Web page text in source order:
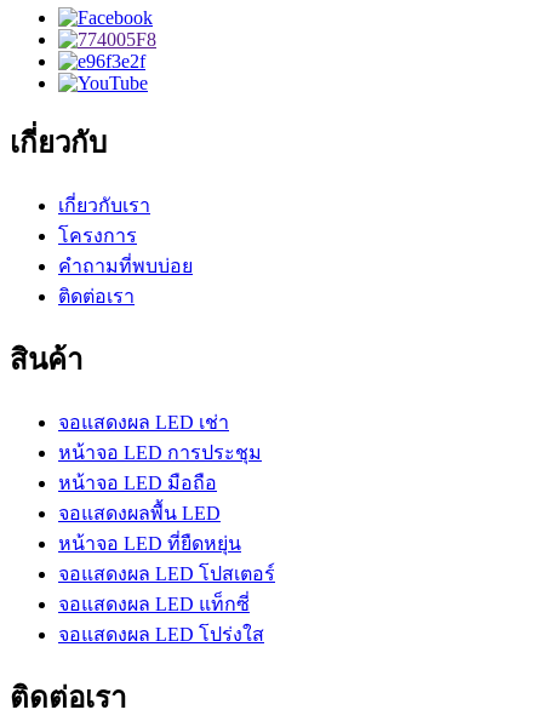
เกี่ยวกับ
เกี่ยวกับเรา
โครงการ
คำถามที่พบบ่อย
ติดต่อเรา
สินค้า
จอแสดงผล LED เช่า
หน้าจอ LED การประชุม
หน้าจอ LED มือถือ
จอแสดงผลพื้น LED
หน้าจอ LED ที่ยืดหยุ่น
จอแสดงผล LED โปสเตอร์
จอแสดงผล LED แท็กซี่
จอแสดงผล LED โปร่งใส
ติดต่อเรา